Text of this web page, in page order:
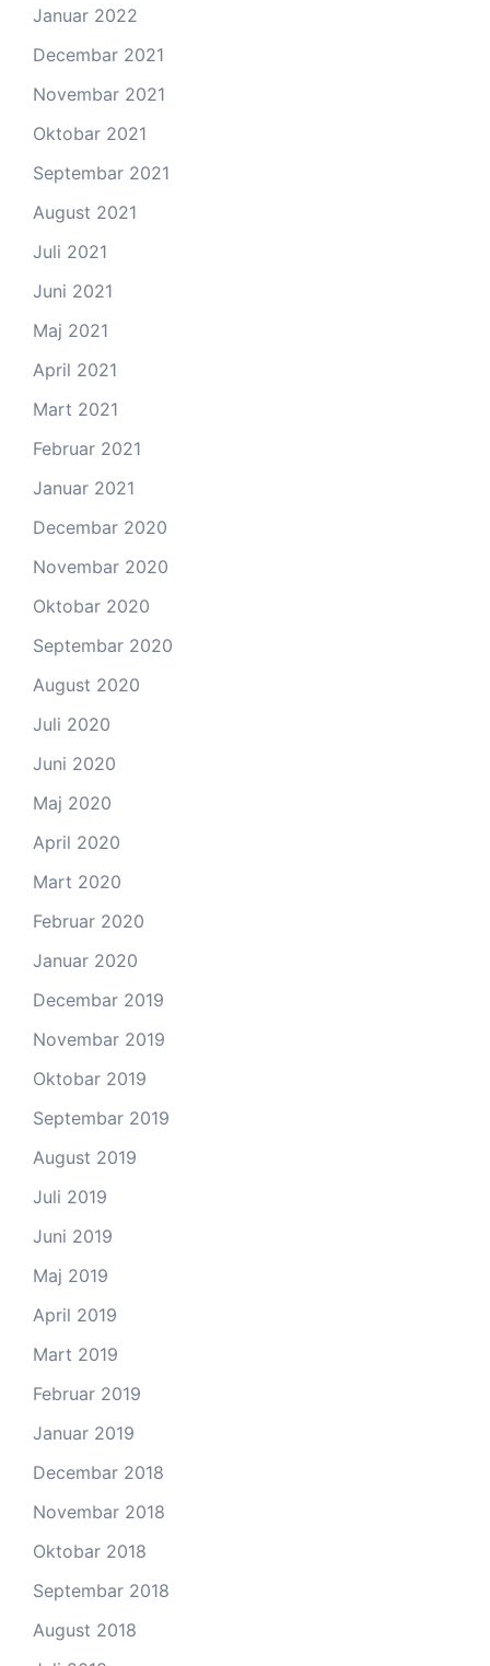
Januar 2022
Decembar 2021
Novembar 2021
Oktobar 2021
Septembar 2021
August 2021
Juli 2021
Juni 2021
Maj 2021
April 2021
Mart 2021
Februar 2021
Januar 2021
Decembar 2020
Novembar 2020
Oktobar 2020
Septembar 2020
August 2020
Juli 2020
Juni 2020
Maj 2020
April 2020
Mart 2020
Februar 2020
Januar 2020
Decembar 2019
Novembar 2019
Oktobar 2019
Septembar 2019
August 2019
Juli 2019
Juni 2019
Maj 2019
April 2019
Mart 2019
Februar 2019
Januar 2019
Decembar 2018
Novembar 2018
Oktobar 2018
Septembar 2018
August 2018